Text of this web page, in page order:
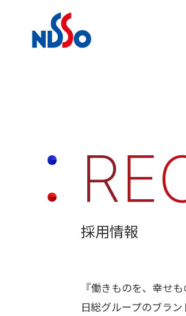
RE
採用情報
『働きものを、幸せも
日総グループのブラン